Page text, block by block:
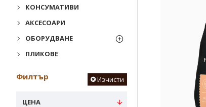
КОНСУМАТИВИ
АКСЕСОАРИ
ОБОРУДВАНЕ
ПЛИКОВЕ
Филтър Изчисти
ЦЕНА